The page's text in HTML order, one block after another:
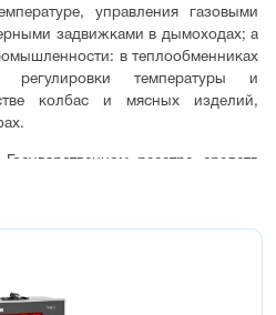
управления газовыми
задвижками в дымоходах; а
в теплообменниках
регулировки температуры и
колбас и мясных изделий,
реестре средств
на промышленных объектах,
влажности, расхода, уровня